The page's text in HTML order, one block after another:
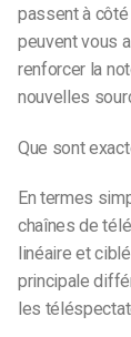
passent à côté
peuvent vous
renforcer la
nouvelles
Que sont
En termes
chaînes de
linéaire et
principale
les